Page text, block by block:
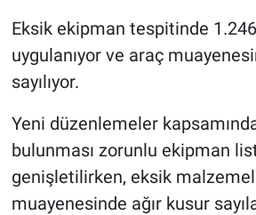
Eksik ekipman tespitinde
uygulanıyor ve araç
sayılıyor.
Yeni düzenlemeler
bulunması zorunlu ekipman
genişletilirken, eksik
muayenesinde ağır kusur